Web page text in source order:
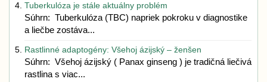
Tuberkulóza je stále aktuálny problém
Súhrn: Tuberkulóza (TBC) napriek pokroku v diagnostike
a liečbe zostáva...
Rastlinné adaptogény: Všehoj ázijský – ženšen
Súhrn: Všehoj ázijský ( Panax ginseng ) je tradičná liečivá
rastlina s viac...